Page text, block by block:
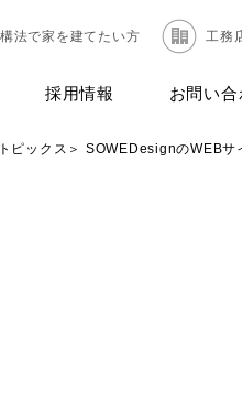
採用情報 お問い合
法で家を建てたい方 工務
トピックス SOWEDesignのWEBサ